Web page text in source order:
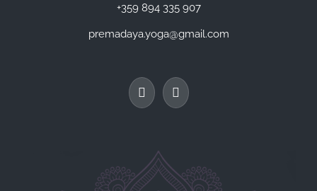
+359 894 335 907
premadaya.yoga@gmail.com